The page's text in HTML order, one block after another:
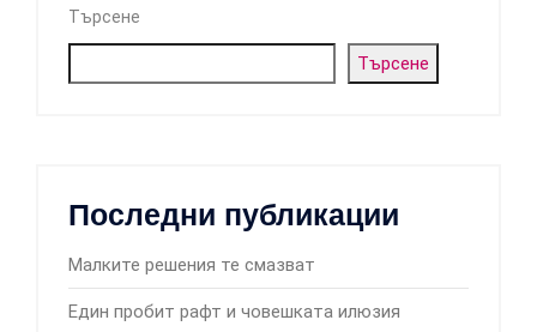
Търсене
Търсене
Последни публикации
Малките решения те смазват
Един пробит рафт и човешката илюзия